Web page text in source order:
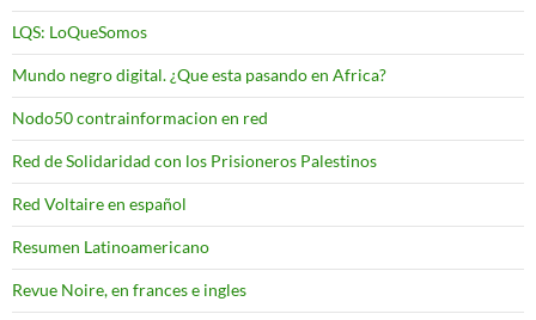
LQS: LoQueSomos
Mundo negro digital. ¿Que esta pasando en Africa?
Nodo50 contrainformacion en red
Red de Solidaridad con los Prisioneros Palestinos
Red Voltaire en español
Resumen Latinoamericano
Revue Noire, en frances e ingles